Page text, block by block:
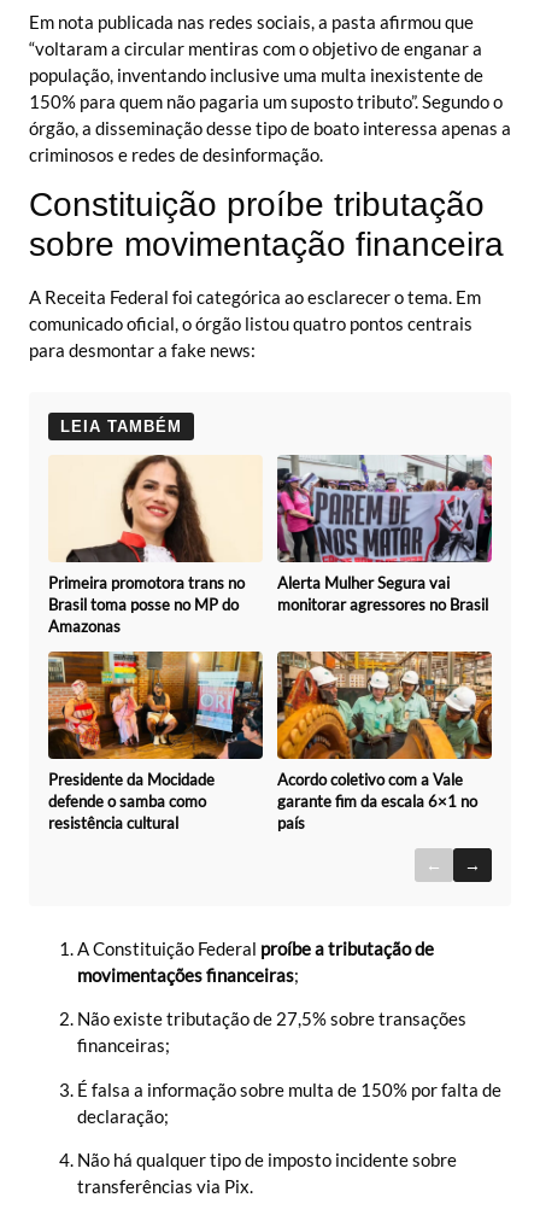
Em nota publicada nas redes sociais, a pasta afirmou que
“voltaram a circular mentiras com o objetivo de enganar a
população, inventando inclusive uma multa inexistente de
150% para quem não pagaria um suposto tributo”. Segundo o
órgão, a disseminação desse tipo de boato interessa apenas a
criminosos e redes de desinformação.
Constituição proíbe tributação
sobre movimentação financeira
A Receita Federal foi categórica ao esclarecer o tema. Em
comunicado oficial, o órgão listou quatro pontos centrais
para desmontar a fake news:
LEIA TAMBÉM
Primeira promotora trans no
Brasil toma posse no MP do
Amazonas
Alerta Mulher Segura vai
monitorar agressores no Brasil
Presidente da Mocidade
defende o samba como
resistência cultural
Acordo coletivo com a Vale
garante fim da escala 6×1 no
país
← →
A Constituição Federal proíbe a tributação de
movimentações financeiras;
Não existe tributação de 27,5% sobre transações
financeiras;
É falsa a informação sobre multa de 150% por falta de
declaração;
Não há qualquer tipo de imposto incidente sobre
transferências via Pix.